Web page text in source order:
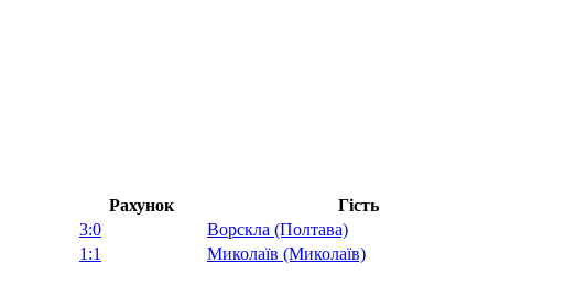
Рахунок
Гість
3:0
Ворскла (Полтава)
1:1 Миколаїв (Миколаїв)